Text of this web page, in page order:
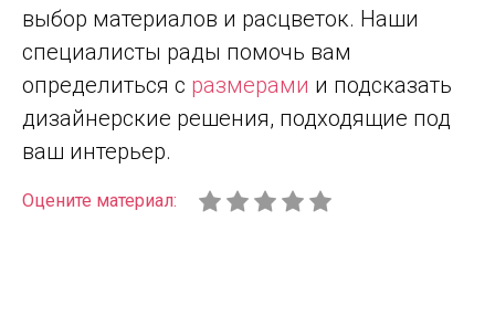
выбор материалов и расцветок. Наши
специалисты рады помочь вам
определиться с размерами и подсказать
дизайнерские решения, подходящие под
ваш интерьер.
Оцените материал: